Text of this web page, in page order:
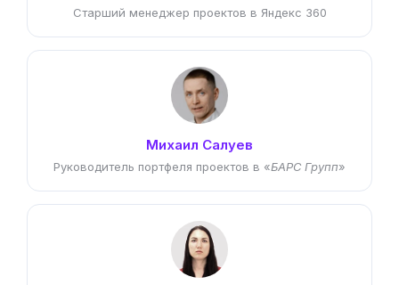
Старший менеджер проектов в Яндекс 360
Михаил Салуев
Руководитель портфеля проектов в «БАРС Групп»